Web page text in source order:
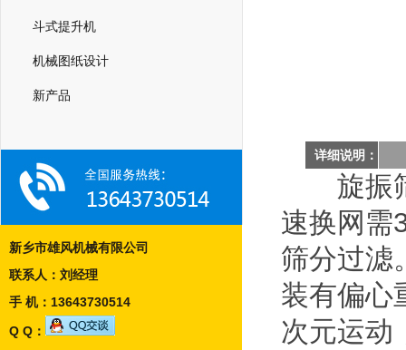
斗式提升机
机械图纸设计
新产品
新乡市雄风机械有限公司
联系人：刘经理
手 机：13643730514
Q Q：
详细说明：
旋振筛
速换网需
筛分过滤
装有偏心
次元运动